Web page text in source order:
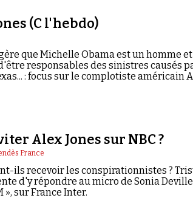
(C l'hebdo)
que Michelle Obama est un homme et
responsables des sinistres causés
: focus sur le complotiste américain
Alex Jones sur NBC ?
France
ils recevoir les conspirationnistes ?
d'y répondre au micro de Sonia
», sur France Inter.